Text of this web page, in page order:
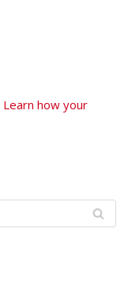
Learn how your